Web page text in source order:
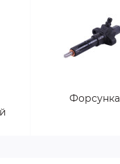
Форсунка